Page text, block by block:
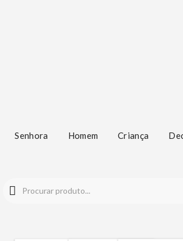
Senhora Homem Criança